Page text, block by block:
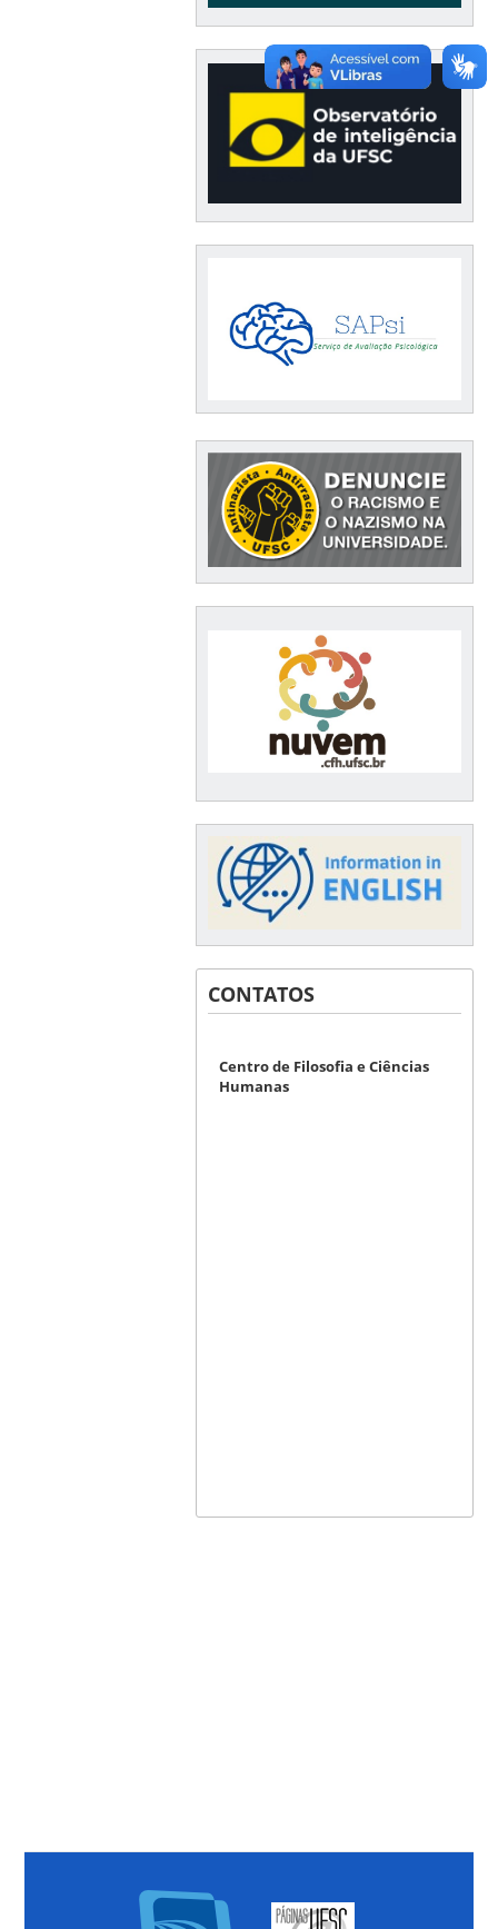
CONTATOS
Centro de Filosofia e Ciências
Humanas